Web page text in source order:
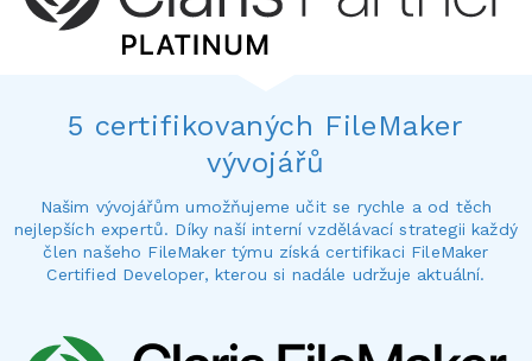
5 certifikovaných FileMaker
vývojářů
Našim vývojářům umožňujeme učit se rychle a od těch
nejlepších expertů. Díky naší interní vzdělávací strategii každý
člen našeho FileMaker týmu získá certifikaci FileMaker
Certified Developer, kterou si nadále udržuje aktuální.